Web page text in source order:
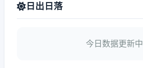
日出日落
今日数据更新中